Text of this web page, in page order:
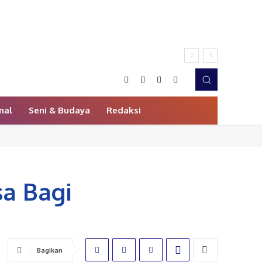
Seni & Budaya Redaksi
Bagi
Bagikan